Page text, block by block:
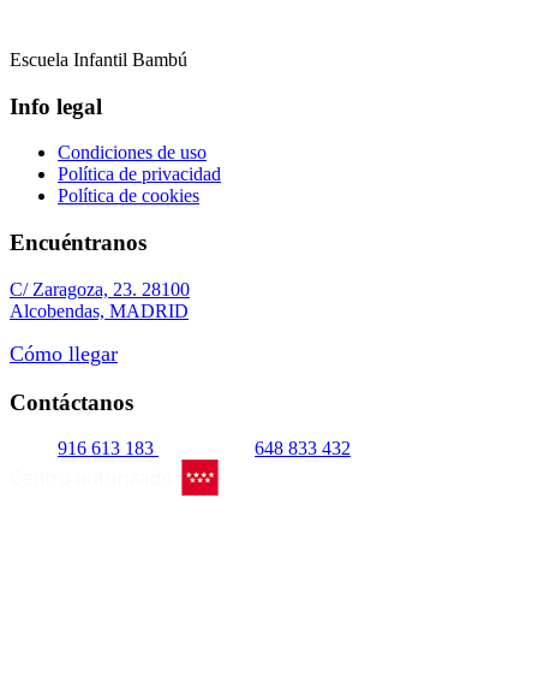
Escuela Infantil Bambú
Info legal
Condiciones de uso
Política de privacidad
Política de cookies
Encuéntranos
C/ Zaragoza, 23. 28100
Alcobendas, MADRID
Cómo llegar
Contáctanos
916 613 183 648 833 432